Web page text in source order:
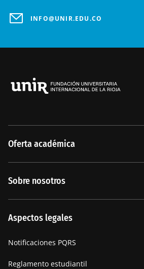
INFO@UNIR.EDU.CO
Oferta académica
Sobre nosotros
Manifiesto
Aspectos legales
Notificaciones PQRS
Reglamento estudiantil